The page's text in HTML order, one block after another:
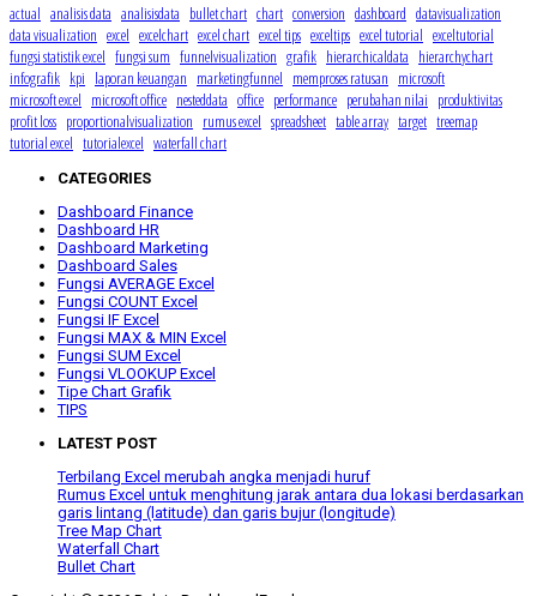
actual analisis data analisisdata bullet chart chart conversion dashboard datavisualization
data visualization excel excelchart excel chart excel tips exceltips excel tutorial exceltutorial
fungsi statistik excel fungsi sum funnelvisualization grafik hierarchicaldata hierarchychart
infografik kpi laporan keuangan marketingfunnel memproses ratusan microsoft
microsoft excel microsoft office nesteddata office performance perubahan nilai produktivitas
profit loss proportionalvisualization rumus excel spreadsheet table array target treemap
tutorial excel tutorialexcel waterfall chart
CATEGORIES
Dashboard Finance
Dashboard HR
Dashboard Marketing
Dashboard Sales
Fungsi AVERAGE Excel
Fungsi COUNT Excel
Fungsi IF Excel
Fungsi MAX & MIN Excel
Fungsi SUM Excel
Fungsi VLOOKUP Excel
Tipe Chart Grafik
TIPS
LATEST POST
Terbilang Excel merubah angka menjadi huruf
Rumus Excel untuk menghitung jarak antara dua lokasi berdasarkan
garis lintang (latitude) dan garis bujur (longitude)
Tree Map Chart
Waterfall Chart
Bullet Chart